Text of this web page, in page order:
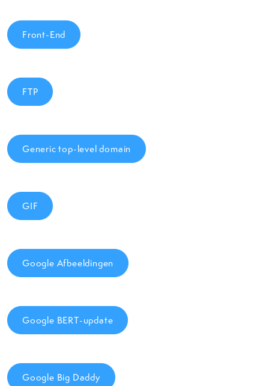
Front-End
FTP
Generic top-level domain
GIF
Google Afbeeldingen
Google BERT-update
Google Big Daddy